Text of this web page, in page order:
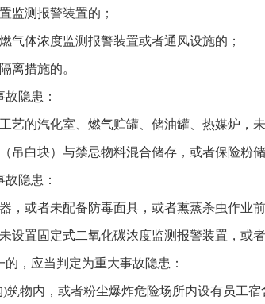
监测报警装置的；
气体浓度监测报警装置或者通风设施的；
离措施的。
隐患：
艺的汽化室、燃气贮罐、储油罐、热媒炉，
吊白块）与禁忌物料混合储存，或者保险粉
隐患：
，或者未配备防毒面具，或者熏蒸杀虫作业
设置固定式二氧化碳浓度监测报警装置，或
，应当判定为重大事故隐患：
筑物内，或者粉尘爆炸危险场所内设有员工